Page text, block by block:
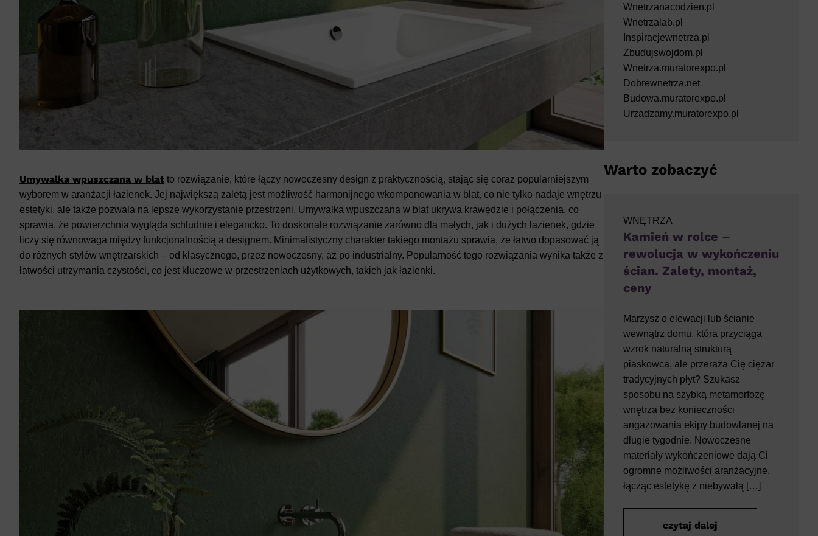
Umywalka wpuszczana w blat to rozwiązanie, które łączy nowoczesny design z praktycznością, stając się coraz popularniejszym
wyborem w aranżacji łazienek. Jej największą zaletą jest możliwość harmonijnego wkomponowania w blat, co nie tylko nadaje wnętrzu
estetyki, ale także pozwala na lepsze wykorzystanie przestrzeni. Umywalka wpuszczana w blat ukrywa krawędzie i połączenia, co
sprawia, że powierzchnia wygląda schludnie i elegancko. To doskonałe rozwiązanie zarówno dla małych, jak i dużych łazienek, gdzie
liczy się równowaga między funkcjonalnością a designem. Minimalistyczny charakter takiego montażu sprawia, że łatwo dopasować ją
do różnych stylów wnętrzarskich – od klasycznego, przez nowoczesny, aż po industrialny. Popularność tego rozwiązania wynika także z
łatwości utrzymania czystości, co jest kluczowe w przestrzeniach użytkowych, takich jak łazienki.
Wnetrzanacodzien.pl
Wnetrzalab.pl
Inspiracjewnetrza.pl
Zbudujswojdom.pl
Wnetrza.muratorexpo.pl
Dobrewnetrza.net
Budowa.muratorexpo.pl
Urzadzamy.muratorexpo.pl
Warto zobaczyć
WNĘTRZA
Kamień w rolce –
rewolucja w wykończeniu
ścian. Zalety, montaż,
ceny
Marzysz o elewacji lub ścianie
wewnątrz domu, która przyciąga
wzrok naturalną strukturą
piaskowca, ale przeraża Cię ciężar
tradycyjnych płyt? Szukasz
sposobu na szybką metamorfozę
wnętrza bez konieczności
angażowania ekipy budowlanej na
długie tygodnie. Nowoczesne
materiały wykończeniowe dają Ci
ogromne możliwości aranżacyjne,
łącząc estetykę z niebywałą […]
czytaj dalej